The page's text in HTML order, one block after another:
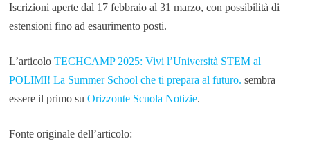
Iscrizioni aperte dal 17 febbraio al 31 marzo, con possibilità di
estensioni fino ad esaurimento posti.
L’articolo TECHCAMP 2025: Vivi l’Università STEM al
POLIMI! La Summer School che ti prepara al futuro. sembra
essere il primo su Orizzonte Scuola Notizie.
Fonte originale dell’articolo: